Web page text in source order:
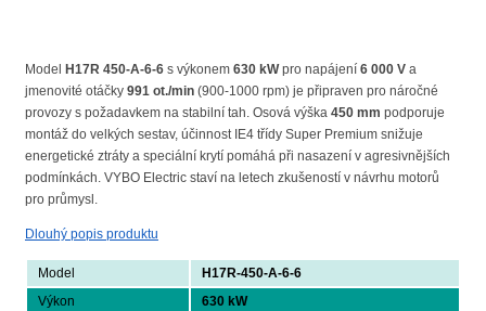
Model H17R 450-A-6-6 s výkonem 630 kWpro napájení 6 000 V a
jmenovité otáčky 991 ot./min (900-1000 rpm) je připraven pro náročné
provozy s požadavkem na stabilní tah. Osová výška 450 mm podporuje
montáž do velkých sestav, účinnost IE4 třídy Super Premium snižuje
energetické ztráty a speciální krytí pomáhá při nasazení v agresivnějších
podmínkách. VYBO Electric staví na letech zkušeností v návrhu motorů
pro průmysl.
Dlouhý popis produktu
Model
H17R-450-A-6-6
Výkon
630 kW